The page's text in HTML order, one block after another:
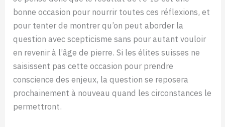
bonne occasion pour nourrir toutes ces réflexions, et
pour tenter de montrer qu’on peut aborder la
question avec scepticisme sans pour autant vouloir
en revenir à l’âge de pierre. Si les élites suisses ne
saisissent pas cette occasion pour prendre
conscience des enjeux, la question se reposera
prochainement à nouveau quand les circonstances le
permettront.